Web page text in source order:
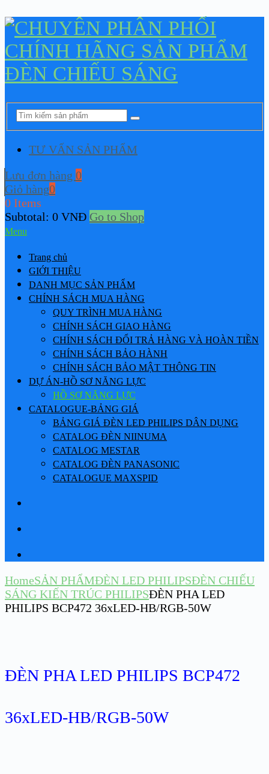
TƯ VẤN SẢN PHẨM
Lưu đơn hàng 0
Giỏ hàng0
0 Items
Subtotal: 0 VNĐ Go to Shop
Menu
Trang chủ
GIỚI THIỆU
DANH MỤC SẢN PHẨM
CHÍNH SÁCH MUA HÀNG
QUY TRÌNH MUA HÀNG
CHÍNH SÁCH GIAO HÀNG
CHÍNH SÁCH ĐỔI TRẢ HÀNG VÀ HOÀN TIỀN
CHÍNH SÁCH BẢO HÀNH
CHÍNH SÁCH BẢO MẬT THÔNG TIN
DỰ ÁN-HỒ SƠ NĂNG LỰC
HỒ SƠ NĂNG LỰC
CATALOGUE-BẢNG GIÁ
BẢNG GIÁ ĐÈN LED PHILIPS DÂN DỤNG
CATALOG ĐÈN NIINUMA
CATALOG MESTAR
CATALOG ĐÈN PANASONIC
CATALOGUE MAXSPID
HomeSẢN PHẨMĐÈN LED PHILIPSĐÈN CHIẾU
SÁNG KIẾN TRÚC PHILIPSĐÈN PHA LED
PHILIPS BCP472 36xLED-HB/RGB-50W
ĐÈN PHA LED PHILIPS BCP472
36xLED-HB/RGB-50W